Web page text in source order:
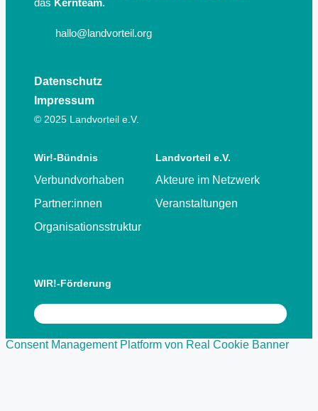
das Kernteam.
hallo@landvorteil.org
Datenschutz
Impressum
© 2025 Landvorteil e.V.
Wir!-Bündnis
Verbundvorhaben
Partner:innen
Organisationsstruktur
WIR!-Förderung
Landvorteil e.V.
Akteure im Netzwerk
Veranstaltungen
Consent Management Platform von Real Cookie Banner